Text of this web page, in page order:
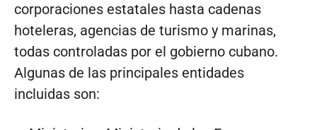
corporaciones estatales hasta cadenas
hoteleras, agencias de turismo y marinas,
todas controladas por el gobierno cubano.
Algunas de las principales entidades
incluidas son: